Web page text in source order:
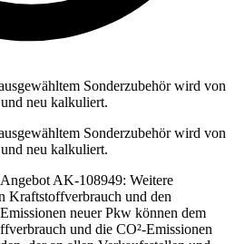
Sonderzubehör wird von
neu kalkuliert.
Sonderzubehör wird von
neu kalkuliert.
AK-108949: Weitere
Kraftstoffverbrauch und den
neuer Pkw können dem
und die CO²-Emissionen